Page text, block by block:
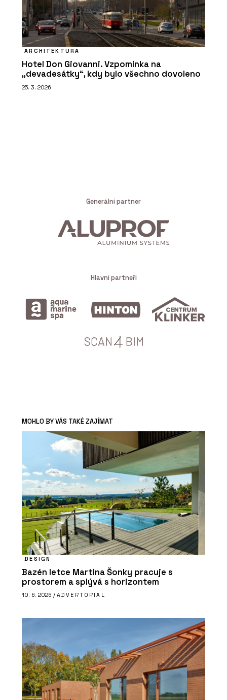
ARCHITEKTURA
Hotel Don Giovanni. Vzpomínka na
„devadesátky“, kdy bylo všechno dovoleno
25. 3. 2026
Generální partner
Hlavní partneři
MOHLO BY VÁS TAKÉ ZAJÍMAT
DESIGN
Bazén letce Martina Šonky pracuje s
prostorem a splývá s horizontem
10. 6. 2026 / ADVERTORIAL